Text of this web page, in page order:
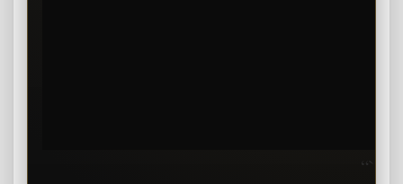
“`